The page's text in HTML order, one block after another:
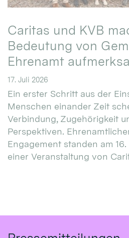
Caritas und KVB
Bedeutung von
Ehrenamt
17. Juli 2026
Ein erster Schritt aus der
Menschen einander Zeit
Verbindung, Zugehörigkeit
Perspektiven.
Engagement standen am
einer Veranstaltung von